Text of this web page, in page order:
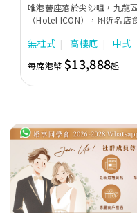
唯港薈座落於尖沙咀，九龍
（Hotel ICON），附近名店
充分展現繁華鬧巿中的活力
辦婚宴的熱門之選。專業團
每個細節，唯港薈都力臻完
醉人回憶。 擁有時尚高樓頂
置了全套先進的視聽影音及
力氛圍的自助餐﹔唯港薈（
格各異的婚宴場地，都完美
算﹔保證為您打造夢寐以求
難忘！
無柱式 高樓底 中式
每席港幣 $13,888起